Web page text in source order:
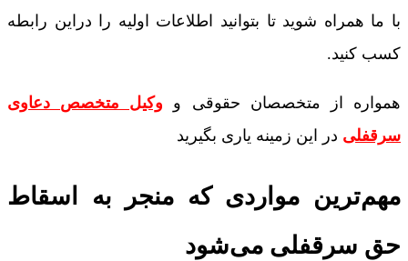
با ما همراه شوید تا بتوانید اطلاعات اولیه را دراین‌ رابطه
کسب کنید.
همواره از متخصصان حقوقی و وکیل متخصص دعاوی
سرقفلی در این زمینه یاری بگیرید
مهم‌‌ترین مواردی که منجر به اسقاط
حق سرقفلی می‌شود